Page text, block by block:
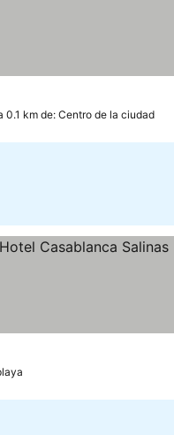
0.1 km de: Centro de la ciudad